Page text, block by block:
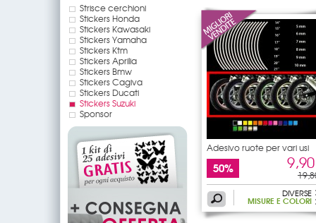
Strisce cerchioni
Stickers Honda
Stickers Kawasaki
Stickers Yamaha
Stickers Ktm
Stickers Aprilia
Stickers Bmw
Stickers Cagiva
Stickers Ducati
Stickers Suzuki
Sponsor
Adesivo ruote per vari usi
50%
DIVERSE
MISURE E COLORI